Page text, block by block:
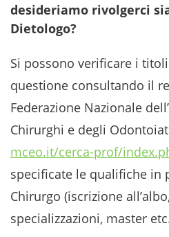
desideriamo rivolgerci
Dietologo?
Si possono verificare i
questione consultando il
Federazione Nazionale
Chirurghi e degli
mceo.it/cerca-prof/
specificate le qualifiche in
Chirurgo (iscrizione
specializzazioni, master